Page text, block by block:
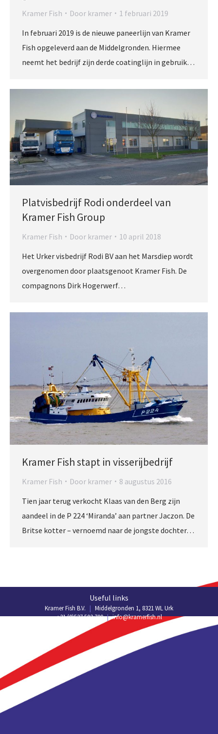
Kramer Fish Door kramer
1 februari 2019
In februari 2019 is de nieuwe paneerlijn van Kramer
Fish opgeleverd aan de Middelgronden. Hiermee
neemt het bedrijf zijn derde coatinglijn in gebruik…
Platvisbedrijf Rodi onderdeel van
Kramer Fish Group
Kramer Fish Door kramer
10 april 2018
Het Urker visbedrijf Rodi BV aan het Marsdiep wordt
overgenomen door plaatsgenoot Kramer Fish. De
compagnons Dirk Hogerwerf…
Kramer Fish stapt in visserijbedrijf
Kramer Fish Door kramer
8 augustus 2016
Tien jaar terug verkocht Klaas van den Berg zijn
aandeel in de P 224 ‘Miranda’ aan partner Jaczon. De
Britse kotter – vernoemd naar de jongste dochter…
Useful links
Kramer Fish B.V. | Middelgronden 1, 8321 WL Urk
+31 (0)527 502 700 | info@kramerfish.nl